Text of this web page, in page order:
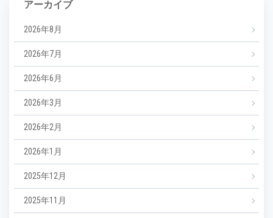
アーカイブ
2026年8月
2026年7月
2026年6月
2026年3月
2026年2月
2026年1月
2025年12月
2025年11月